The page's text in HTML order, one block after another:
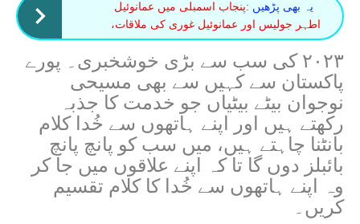
یہ بھی پڑھیں :پنجاب اسمبلی میں عمانوئیل
اطہر جولیس اور عمانوئیل غوری کی ملاقات،
۲۰۲۳ کی سب سے بڑی خوشخبری۔ پورے
پاکستان سے کہیں سے بھی مسیحی
نوجوان بیٹے بیٹیاں جو خدمت کا جذبہ
رکھتے ہیں اور اپنے ہاتھوں سے خُدا کلام
بانٹنا چاہتے ہیں، میں سب کو پانچ پانچ
بائبلز دوں گا تا کہ اپنے علاقوں میں جا کر
وہ اپنے ہاتھوں سے خُدا کا کلام تقسیم
کریں۔